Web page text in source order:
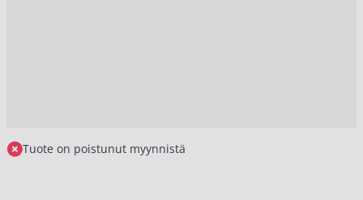
Tuote on poistunut myynnistä